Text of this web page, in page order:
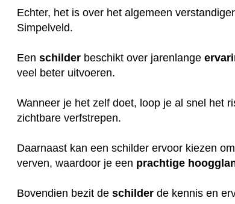
Echter, het is over het algemeen
Simpelveld.
Eenschilder beschikt over jarenlange
veel beter uitvoeren.
Wanneer je het zelf doet, loop je al snel het
zichtbare verfstrepen.
Daarnaast kan een schilder ervoor kiezen
verven, waardoor je een prachtige
Bovendien bezit deschilder de kennis en